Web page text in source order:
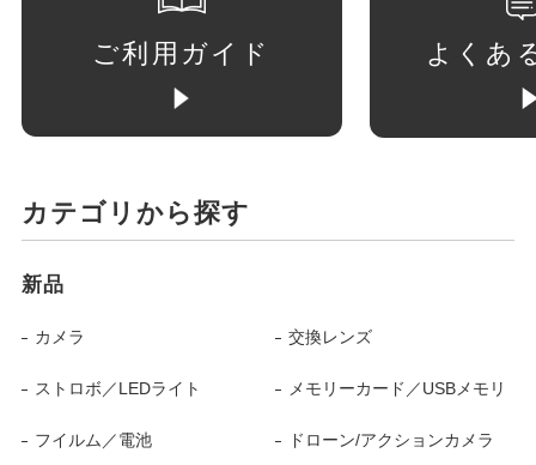
ご利用ガイド よくあ
カテゴリから探す
新品
カメラ 交換レンズ
ストロボ／LEDライト メモリーカード／USBメモリ
フイルム／電池 ドローン/アクションカメラ